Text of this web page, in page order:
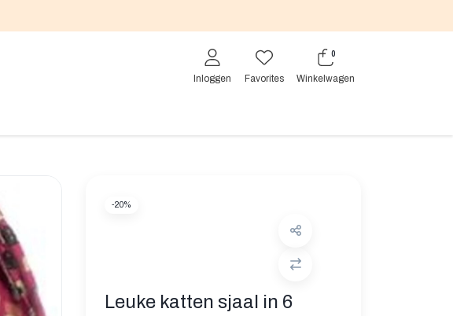
Inloggen Favorites
0
Winkelwagen
-20%
Leuke katten sjaal in 6